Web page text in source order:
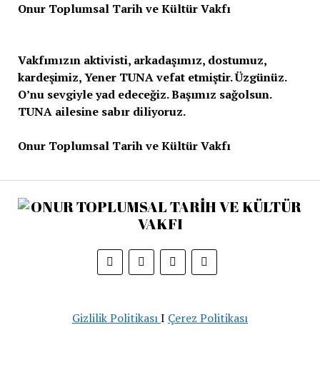
Onur Toplumsal Tarih ve Kültür Vakfı
Vakfımızın aktivisti, arkadaşımız, dostumuz,
kardeşimiz, Yener TUNA vefat etmiştir. Üzgünüz.
O’nu sevgiyle yad edeceğiz. Başımız sağolsun.
TUNA ailesine sabır diliyoruz.
Onur Toplumsal Tarih ve Kültür Vakfı
Gizlilik PolitikasıI Çerez Politikası